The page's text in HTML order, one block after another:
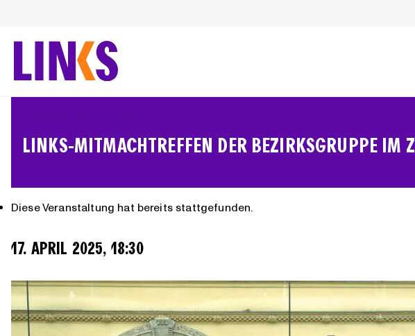
springen
LINKS-MITMACHTREFFEN DER BEZIRKSGRUPPE
Diese Veranstaltung hat bereits stattgefunden.
17. APRIL 2025, 18:30